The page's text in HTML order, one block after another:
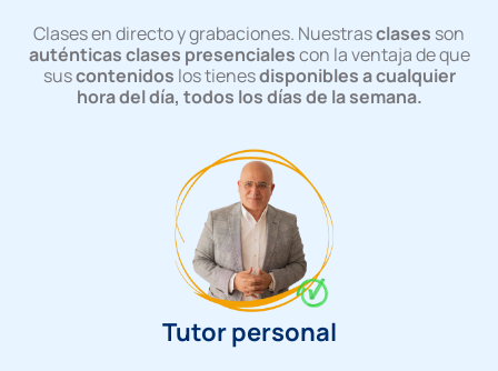
Clases en directo y grabaciones. Nuestrasclases son
auténticas clases presencialescon la ventaja de que
suscontenidos los tienesdisponibles a cualquier
hora del día, todos los días de la semana.
Tutor personal